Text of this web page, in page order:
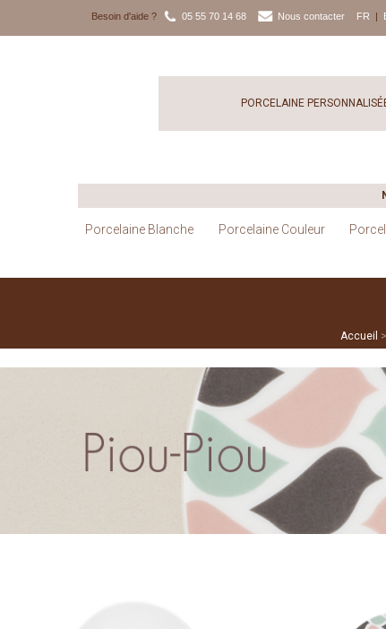
Besoin d'aide ? 05 55 70 14 68 Nous contacter FR |
PORCELAINE
Porcelaine Blanche Porcelaine Couleur
Accueil >